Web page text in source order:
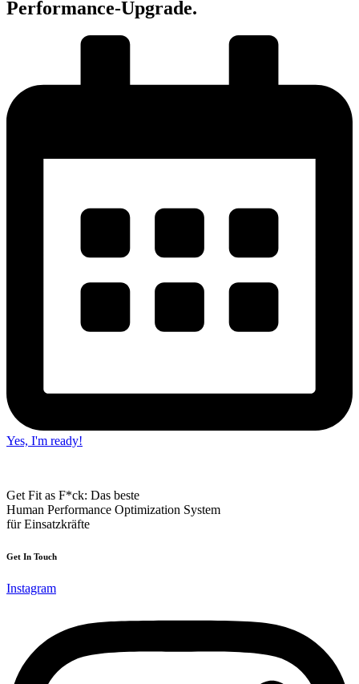
Performance-Upgrade.
Yes, I'm ready!
Get Fit as F*ck: Das beste
Human Performance Optimization System
für Einsatzkräfte
Get In Touch
Instagram